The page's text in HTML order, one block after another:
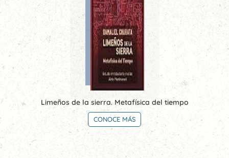
Limeños de la sierra. Metafísica del tiempo
CONOCE MÁS